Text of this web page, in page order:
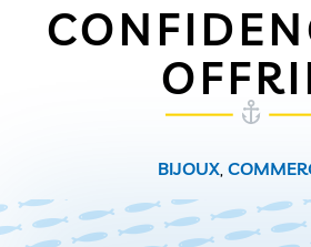
BIJOUX,